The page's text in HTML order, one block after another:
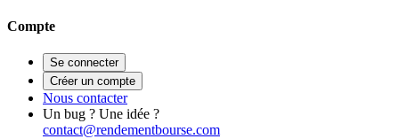
Compte
Se connecter
Créer un compte
Nous contacter
Un bug ? Une idée ?
contact@rendementbourse.com